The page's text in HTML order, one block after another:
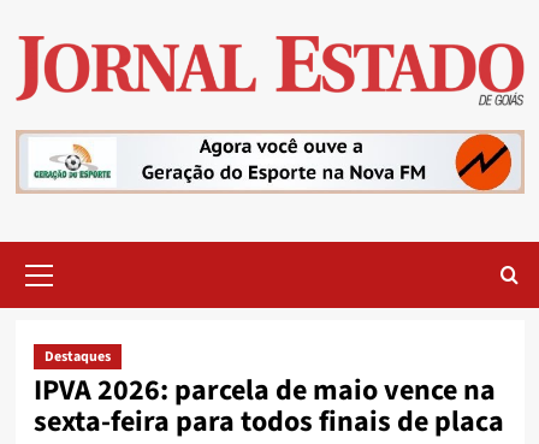
content
Menu
Destaques
IPVA 2026: parcela de maio vence na
sexta-feira para todos finais de placa